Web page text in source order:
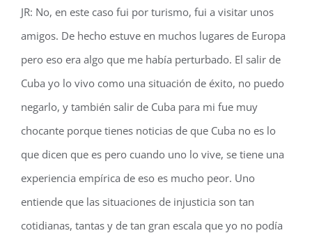
JR: No, en este caso fui por turismo, fui a visitar unos
amigos. De hecho estuve en muchos lugares de Europa
pero eso era algo que me había perturbado. El salir de
Cuba yo lo vivo como una situación de éxito, no puedo
negarlo, y también salir de Cuba para mi fue muy
chocante porque tienes noticias de que Cuba no es lo
que dicen que es pero cuando uno lo vive, se tiene una
experiencia empírica de eso es mucho peor. Uno
entiende que las situaciones de injusticia son tan
cotidianas, tantas y de tan gran escala que yo no podía